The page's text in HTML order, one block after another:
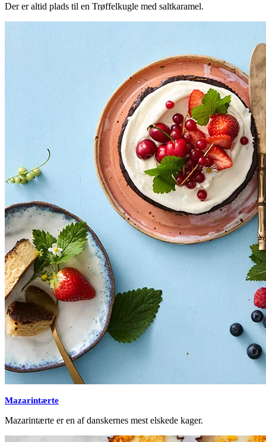
Der er altid plads til en Trøffelkugle med saltkaramel.
Mazarintærte
Mazarintærte er en af danskernes mest elskede kager.